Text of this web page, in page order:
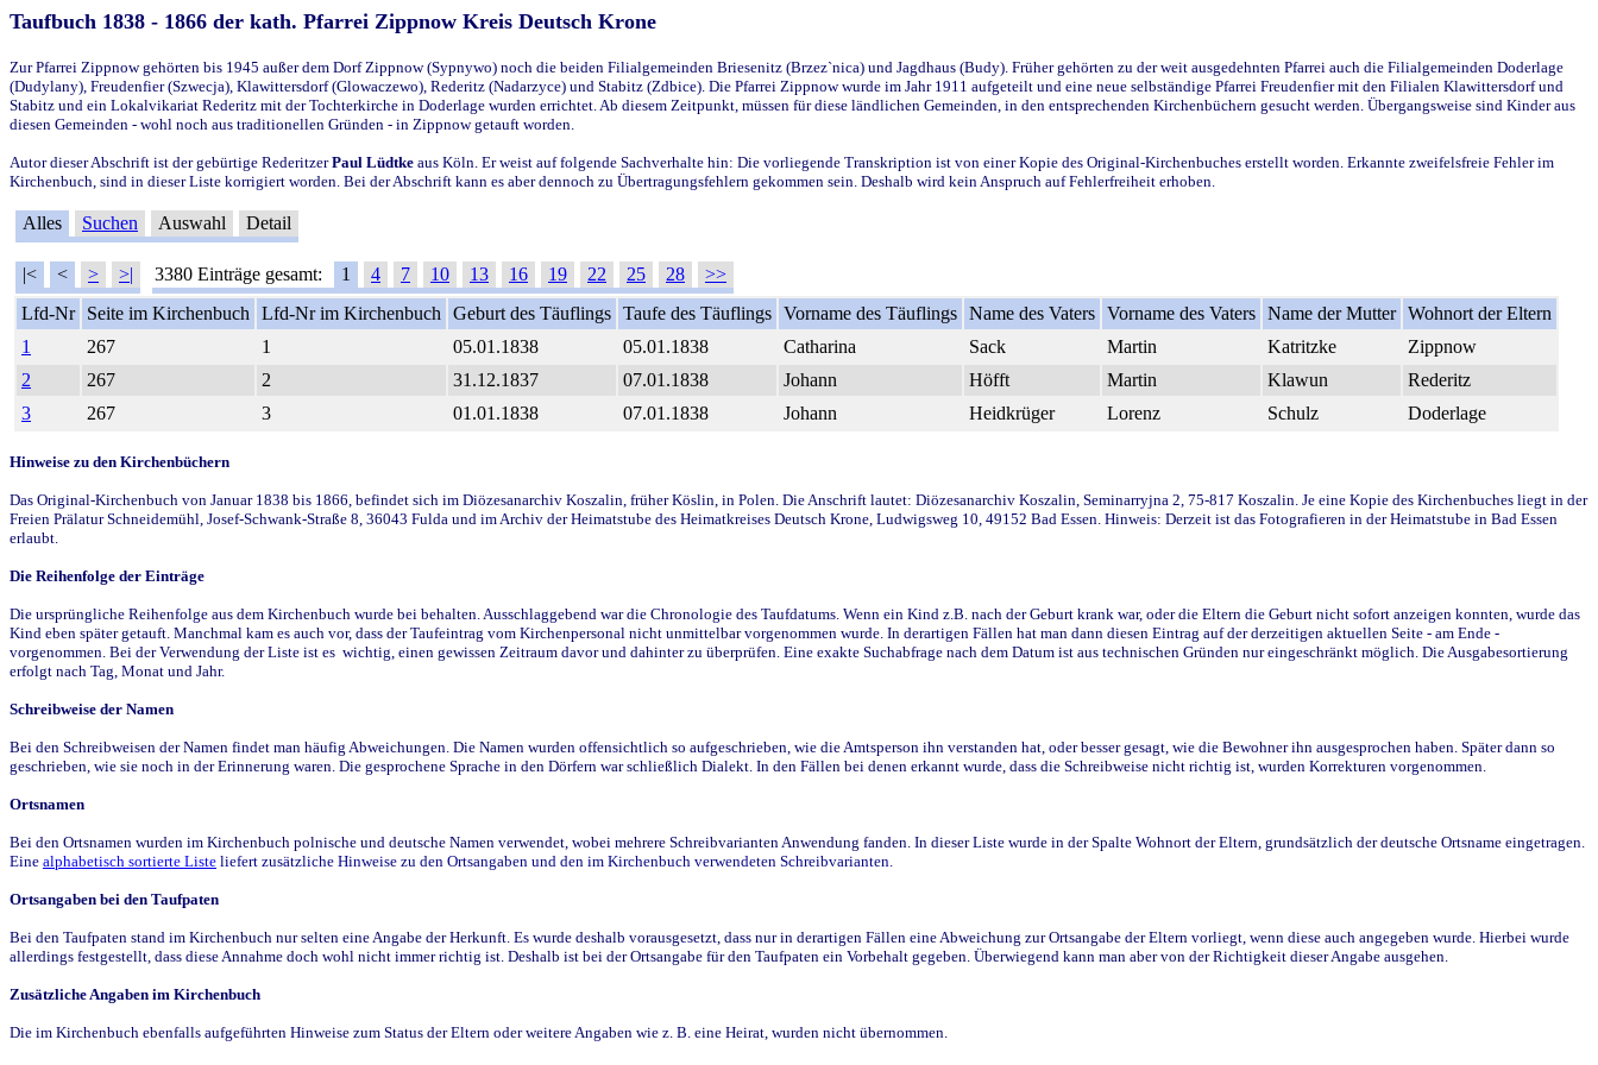
Taufbuch 1838 - 1866 der kath. Pfarrei Zippnow Kreis Deutsch Krone
Zur Pfarrei Zippnow gehörten bis 1945 außer dem Dorf Zippnow (Sypnywo) noch die beiden Filialgemeinden Briesenitz (Brzez`nica) und Jagdhaus (Budy). Früher gehörten zu der weit ausgedehnten Pfarrei auch die Filialgemeinden Doderlage
(Dudylany), Freudenfier (Szwecja), Klawittersdorf (Glowaczewo), Rederitz (Nadarzyce) und Stabitz (Zdbice). Die Pfarrei Zippnow wurde im Jahr 1911 aufgeteilt und eine neue selbständige Pfarrei Freudenfier mit den Filialen Klawittersdorf und
Stabitz und ein Lokalvikariat Rederitz mit der Tochterkirche in Doderlage wurden errichtet. Ab diesem Zeitpunkt, müssen für diese ländlichen Gemeinden, in den entsprechenden Kirchenbüchern gesucht werden. Übergangsweise sind Kinder aus
diesen Gemeinden - wohl noch aus traditionellen Gründen - in Zippnow getauft worden.
Autor dieser Abschrift ist der gebürtige RederitzerPaul Lüdtke aus Köln. Er weist auf folgende Sachverhalte hin: Die vorliegende Transkription ist von einer Kopie des Original-Kirchenbuches erstellt worden. Erkannte zweifelsfreie Fehler im
Kirchenbuch, sind in dieser Liste korrigiert worden. Bei der Abschrift kann es aber dennoch zu Übertragungsfehlern gekommen sein. Deshalb wird kein Anspruch auf Fehlerfreiheit erhoben.
Alles Suchen Auswahl Detail
|< < > >| 3380 Einträge gesamt: 1 4 7 10 13 16 19 22 25 28
>>
Lfd-Nr
Seite im Kirchenbuch Lfd-Nr im Kirchenbuch Geburt des Täuflings Taufe des Täuflings Vorname des Täuflings Name des Vaters Vorname des Vaters Name der Mutter Wohnort der Eltern
1
267 1 05.01.1838 05.01.1838 Catharina Sack Martin Katritzke
Zippnow
2
267 2 31.12.1837 07.01.1838 Johann Höfft Martin Klawun
Rederitz
3
267 3 01.01.1838 07.01.1838 Johann Heidkrüger Lorenz Schulz Doderlage
Hinweise zu den Kirchenbüchern
Das Original-Kirchenbuch von Januar 1838 bis 1866, befindet sich im Diözesanarchiv Koszalin, früher Köslin, in Polen. Die Anschrift lautet: Diözesanarchiv Koszalin, Seminarryjna 2, 75-817 Koszalin. Je eine Kopie des Kirchenbuches liegt in der
Freien Prälatur Schneidemühl, Josef-Schwank-Straße 8, 36043 Fulda und im Archiv der Heimatstube des Heimatkreises Deutsch Krone, Ludwigsweg 10, 49152 Bad Essen. Hinweis: Derzeit ist das Fotografieren in der Heimatstube in Bad Essen
erlaubt.
Die Reihenfolge der Einträge
Die ursprüngliche Reihenfolge aus dem Kirchenbuch wurde bei behalten. Ausschlaggebend war die Chronologie des Taufdatums. Wenn ein Kind z.B. nach der Geburt krank war, oder die Eltern die Geburt nicht sofort anzeigen konnten, wurde das
Kind eben später getauft. Manchmal kam es auch vor, dass der Taufeintrag vom Kirchenpersonal nicht unmittelbar vorgenommen wurde. In derartigen Fällen hat man dann diesen Eintrag auf der derzeitigen aktuellen Seite - am Ende -
vorgenommen. Bei der Verwendung der Liste ist es wichtig, einen gewissen Zeitraum davor und dahinter zu überprüfen. Eine exakte Suchabfrage nach dem Datum ist aus technischen Gründen nur eingeschränkt möglich. Die Ausgabesortierung
erfolgt nach Tag, Monat und Jahr.
Schreibweise der Namen
Bei den Schreibweisen der Namen findet man häufig Abweichungen. Die Namen wurden offensichtlich so aufgeschrieben, wie die Amtsperson ihn verstanden hat, oder besser gesagt, wie die Bewohner ihn ausgesprochen haben. Später dann so
geschrieben, wie sie noch in der Erinnerung waren. Die gesprochene Sprache in den Dörfern war schließlich Dialekt. In den Fällen bei denen erkannt wurde, dass die Schreibweise nicht richtig ist, wurden Korrekturen vorgenommen.
Ortsnamen
Bei den Ortsnamen wurden im Kirchenbuch polnische und deutsche Namen verwendet, wobei mehrere Schreibvarianten Anwendung fanden. In dieser Liste wurde in der Spalte Wohnort der Eltern, grundsätzlich der deutsche Ortsname eingetragen.
Eine alphabetisch sortierte Liste liefert zusätzliche Hinweise zu den Ortsangaben und den im Kirchenbuch verwendeten Schreibvarianten.
Ortsangaben bei den Taufpaten
Bei den Taufpaten stand im Kirchenbuch nur selten eine Angabe der Herkunft. Es wurde deshalb vorausgesetzt, dass nur in derartigen Fällen eine Abweichung zur Ortsangabe der Eltern vorliegt, wenn diese auch angegeben wurde. Hierbei wurde
allerdings festgestellt, dass diese Annahme doch wohl nicht immer richtig ist. Deshalb ist bei der Ortsangabe für den Taufpaten ein Vorbehalt gegeben. Überwiegend kann man aber von der Richtigkeit dieser Angabe ausgehen.
Zusätzliche Angaben im Kirchenbuch
Die im Kirchenbuch ebenfalls aufgeführten Hinweise zum Status der Eltern oder weitere Angaben wie z. B. eine Heirat, wurden nicht übernommen.